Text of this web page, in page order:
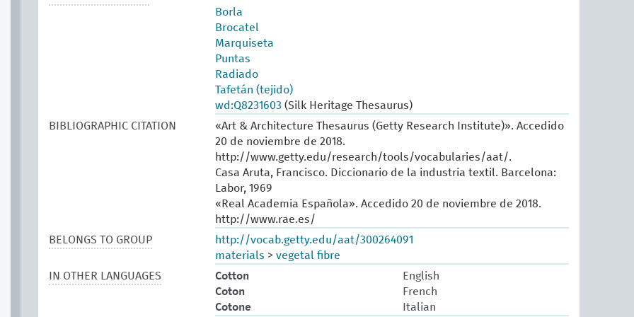
Borla
Brocatel
Marquiseta
Puntas
Radiado
Tafetán (tejido)
wd:Q8231603 (Silk Heritage Thesaurus)
BIBLIOGRAPHIC CITATION
«Art & Architecture Thesaurus (Getty Research Institute)». Accedido
20 de noviembre de 2018.
http://www.getty.edu/research/tools/vocabularies/aat/.
Casa Aruta, Francisco. Diccionario de la industria textil. Barcelona:
Labor, 1969
«Real Academia Española». Accedido 20 de noviembre de 2018.
http://www.rae.es/
BELONGS TO GROUP
http://vocab.getty.edu/aat/300264091
materials > vegetal fibre
IN OTHER LANGUAGES
Cotton
English
Coton
French
Cotone
Italian